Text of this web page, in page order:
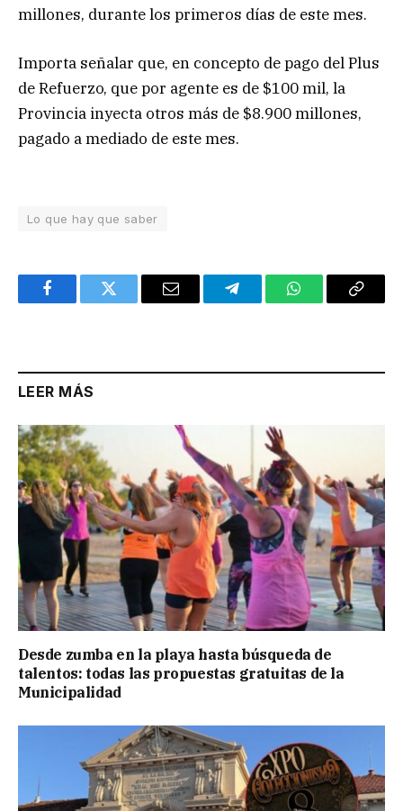
millones, durante los primeros días de este mes.
Importa señalar que, en concepto de pago del Plus
de Refuerzo, que por agente es de $100 mil, la
Provincia inyecta otros más de $8.900 millones,
pagado a mediado de este mes.
Lo que hay que saber
FacebookTwitter Email TelegramWhatsAppCopy
LEER MÁS
Desde zumba en la playa hasta búsqueda de
talentos: todas las propuestas gratuitas de la
Municipalidad